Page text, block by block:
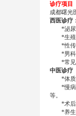
诊疗项目
成都曙光
西医诊疗
*泌尿外
*生殖健
*性传播
*男科体
*常见病
中医诊疗
*体质调
*慢病调
等。
*术后/
*养生保